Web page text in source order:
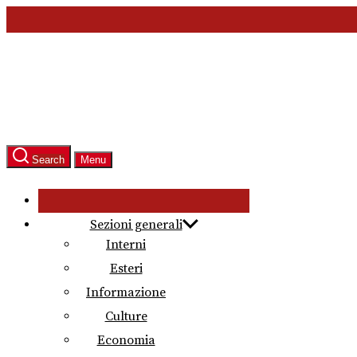
to
Search Menu
Sezioni generali
Interni
Esteri
Informazione
Culture
Economia